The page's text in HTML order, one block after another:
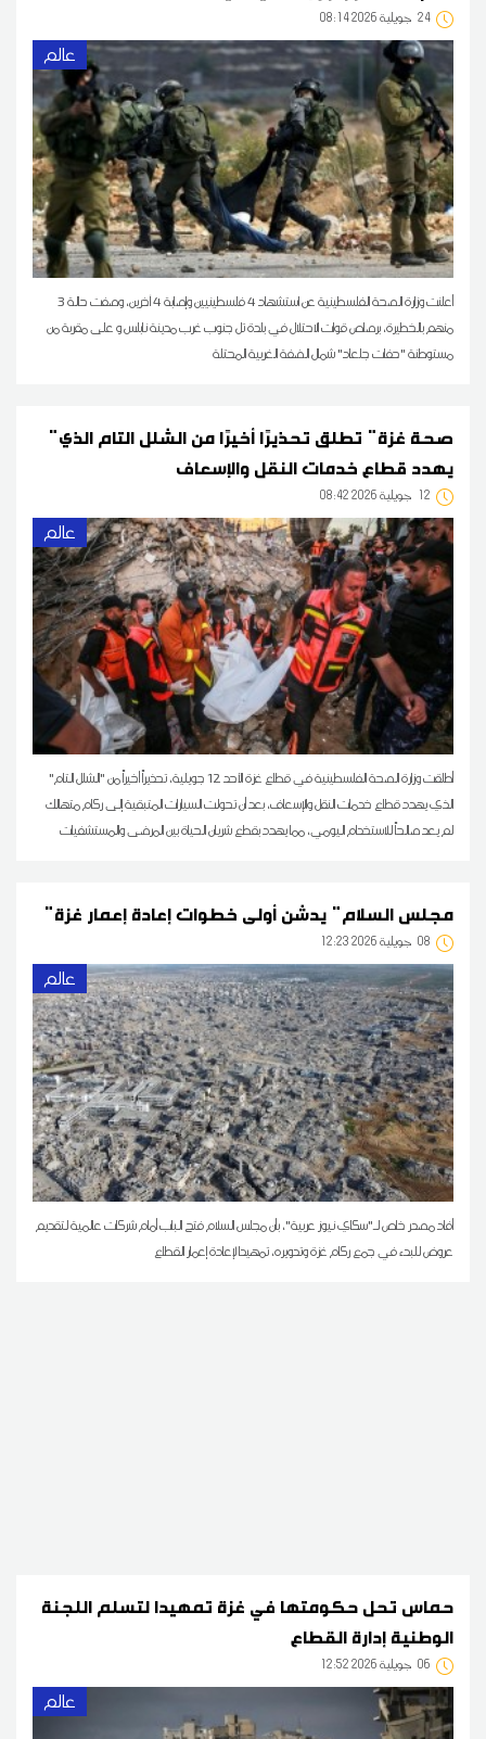
24 08:14 2026 جويلية
عالم
أعلنت وزارة الصحة الفلسطينية عن استشهاد 4 فلسطينيين وإصابة 4 آخرين، وصفت حالة 3
منهم بالخطيرة، برصاص قوات الاحتلال في بلدة تل جنوب غرب مدينة نابلس و على مقربة من
مستوطنة "حفات جلعاد" شمال الضفة الغربية المحتلة
"صحة غزة" تطلق تحذيرًا أخيرًا من الشلل التام الذي
يهدد قطاع خدمات النقل والإسعاف
12 08:42 2026 جويلية
عالم
أطلقت وزارة الصحة الفلسطينية في قطاع غزة الأحد 12 جويلية، تحذيراً أخيراً من "الشلل التام"
الذي يهدد قطاع خدمات النقل والإسعاف، بعد أن تحولت السيارات المتبقية إلى ركام متهالك
لم يعد صالحاً للاستخدام اليومي، مما يهدد بقطع شريان الحياة بين المرضى والمستشفيات
"مجلس السلام" يدشن أولى خطوات إعادة إعمار غزة
08 12:23 2026 جويلية
عالم
أفاد مصدر خاص لـ"سكاي نيوز عربية"، بأن مجلس السلام فتح الباب أمام شركات عالمية لتقديم
عروض للبدء في جمع ركام غزة وتدويره، تمهيدا لإعادة إعمار القطاع
حماس تحل حكومتها في غزة تمهيدا لتسلم اللجنة
الوطنية إدارة القطاع
06 12:52 2026 جويلية
عالم